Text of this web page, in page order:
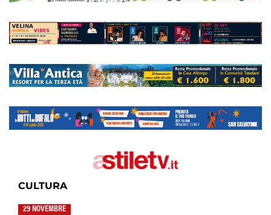
CULTURA
29 NOVEMBRE